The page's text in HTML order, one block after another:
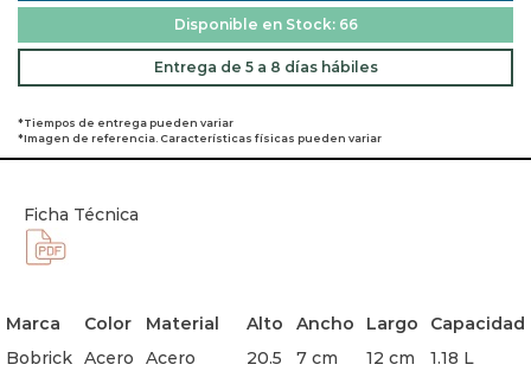
Disponible en Stock: 66
Entrega de 5 a 8 días hábiles
*Tiempos de entrega pueden variar
*Imagen de referencia. Características físicas pueden variar
Ficha Técnica
Marca Color Material Alto Ancho Largo
Capacidad
Bobrick Acero
Acero
20.5
7 cm 12 cm 1.18 L